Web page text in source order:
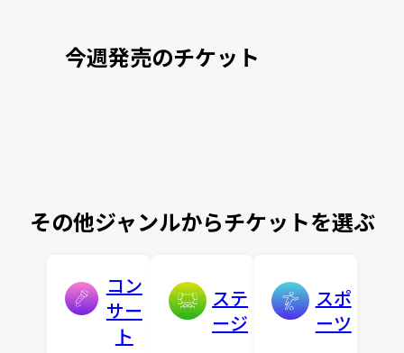
今週発売のチケット
その他ジャンルからチケットを選ぶ
コン
サー
ト
ステ
ージ
スポ
ーツ